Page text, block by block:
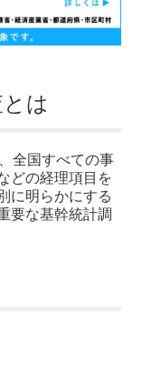
は
全国すべての事
どの経理項目を
に明らかにする
要な基幹統計調